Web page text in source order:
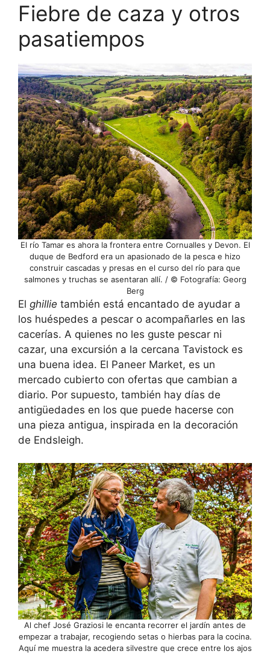
Fiebre de caza y otros
pasatiempos
El río Tamar es ahora la frontera entre Cornualles y Devon. El
duque de Bedford era un apasionado de la pesca e hizo
construir cascadas y presas en el curso del río para que
salmones y truchas se asentaran allí. / © Fotografía: Georg
Berg
El ghillie también está encantado de ayudar a
los huéspedes a pescar o acompañarles en las
cacerías. A quienes no les guste pescar ni
cazar, una excursión a la cercana Tavistock es
una buena idea. El Paneer Market, es un
mercado cubierto con ofertas que cambian a
diario. Por supuesto, también hay días de
antigüedades en los que puede hacerse con
una pieza antigua, inspirada en la decoración
de Endsleigh.
Al chef José Graziosi le encanta recorrer el jardín antes de
empezar a trabajar, recogiendo setas o hierbas para la cocina.
Aquí me muestra la acedera silvestre que crece entre los ajos